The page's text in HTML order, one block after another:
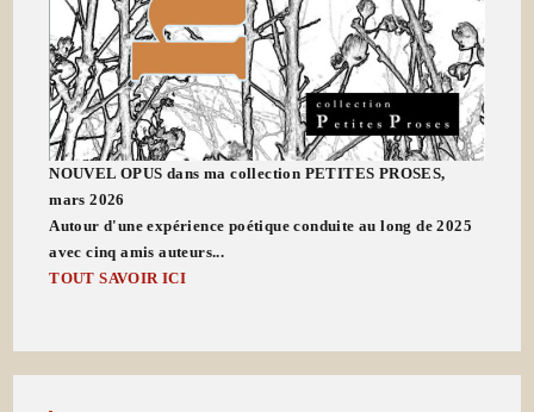
NOUVEL OPUS dans ma collection PETITES PROSES,
mars 2026
Autour d'une expérience poétique conduite au long de 2025
avec cinq amis auteurs...
TOUT SAVOIR ICI